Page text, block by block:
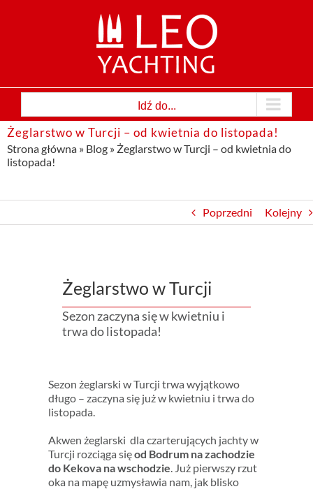
Idź do...
Żeglarstwo w Turcji – od kwietnia do listopada!
Strona główna » Blog » Żeglarstwo w Turcji – od kwietnia do
listopada!
Poprzedni Kolejny
Żeglarstwo w Turcji
Sezon zaczyna się w kwietniu i
trwa do listopada!
Sezon żeglarski w Turcji trwa wyjątkowo
długo – zaczyna się już w kwietniu i trwa do
listopada.
Akwen żeglarski dla czarterujących jachty w
Turcji rozciąga sięod Bodrum na zachodzie
do Kekova na wschodzie. Już pierwszy rzut
oka na mapę uzmysławia nam, jak blisko